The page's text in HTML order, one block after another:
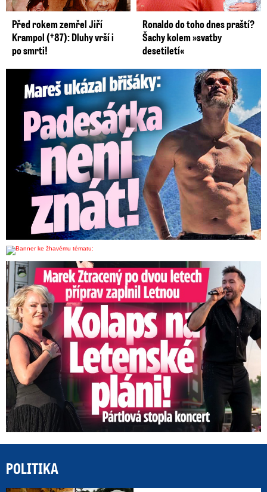
Před rokem zemřel Jiří
Krampol (†87): Dluhy vrší i
po smrti!
Ronaldo do toho dnes praští?
Šachy kolem »svatby
desetiletí«
Mareš v dokonalé formě ukázal břišáky: Padesátka není znát
Marek Ztracený na Letné: Pártlová stopla koncert
POLITIKA